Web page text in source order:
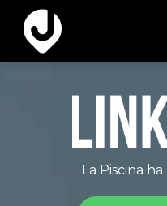
La Piscina